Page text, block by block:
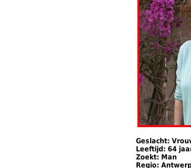
Geslacht:
Leeftijd: 64
Zoekt: Man
Regio: